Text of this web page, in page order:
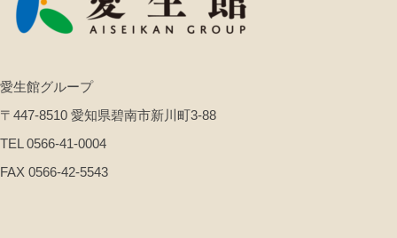
愛生館グループ
〒447-8510 愛知県碧南市新川町3-88
TEL 0566-41-0004
FAX 0566-42-5543